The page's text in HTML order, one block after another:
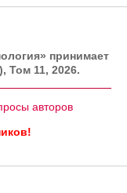
принимает
Том 11, 2026.
авторов